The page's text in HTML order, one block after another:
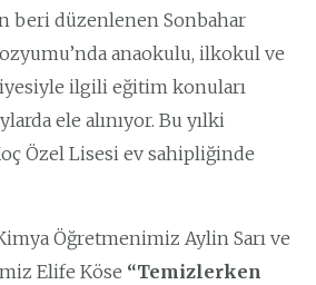
beri düzenlenen Sonbahar
anaokulu, ilkokul ve
ilgili eğitim konuları
ele alınıyor. Bu yılki
Özel Lisesi ev sahipliğinde
Öğretmenimiz Aylin Sarı ve
Elife Köse “Temizlerken